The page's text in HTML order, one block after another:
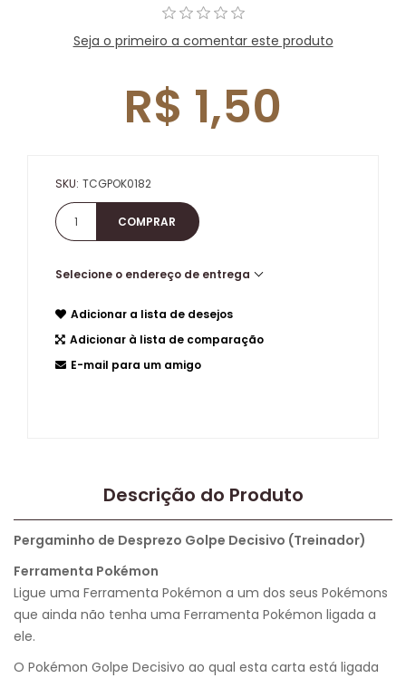
Seja o primeiro a comentar este produto
R$ 1,50
SKU: TCGPOK0182
Selecione o endereço de entrega
Adicionar a lista de desejos
Adicionar à lista de comparação
E-mail para um amigo
Descrição do Produto
Pergaminho de Desprezo Golpe Decisivo (Treinador)
Ferramenta Pokémon
Ligue uma Ferramenta Pokémon a um dos seus Pokémons
que ainda não tenha uma Ferramenta Pokémon ligada a
ele.
O Pokémon Golpe Decisivo ao qual esta carta está ligada